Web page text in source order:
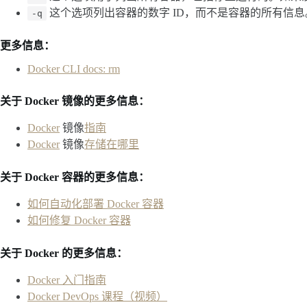
-q 这个选项列出容器的数字 ID，而不是容器的所有信息
更多信息：
Docker CLI docs: rm
关于 Docker 镜像的更多信息：
Docker镜像指南
Docker镜像存储在哪里
关于 Docker 容器的更多信息：
如何自动化部署 Docker 容器
如何修复 Docker 容器
关于 Docker 的更多信息：
Docker 入门指南
Docker DevOps 课程（视频）